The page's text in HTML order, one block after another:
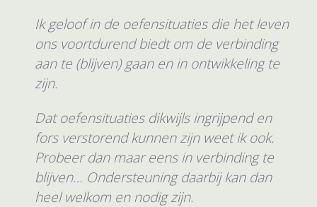
Ik geloof in de oefensituaties die het leven
ons voortdurend biedt om de verbinding
aan te (blijven) gaan en in ontwikkeling te
zijn.
Dat oefensituaties dikwijls ingrijpend en
fors verstorend kunnen zijn weet ik ook.
Probeer dan maar eens in verbinding te
blijven… Ondersteuning daarbij kan dan
heel welkom en nodig zijn.